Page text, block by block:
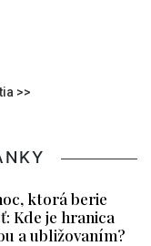
>>
ktorá berie
Kde je hranica
a ubližovaním?